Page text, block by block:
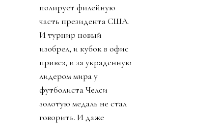
полирует филейную
часть президента США.
И турнир новый
изобрел, и кубок в офис
привез, и за украденную
лидером мира у
футболиста Челси
золотую медаль не стал
говорить. И даже